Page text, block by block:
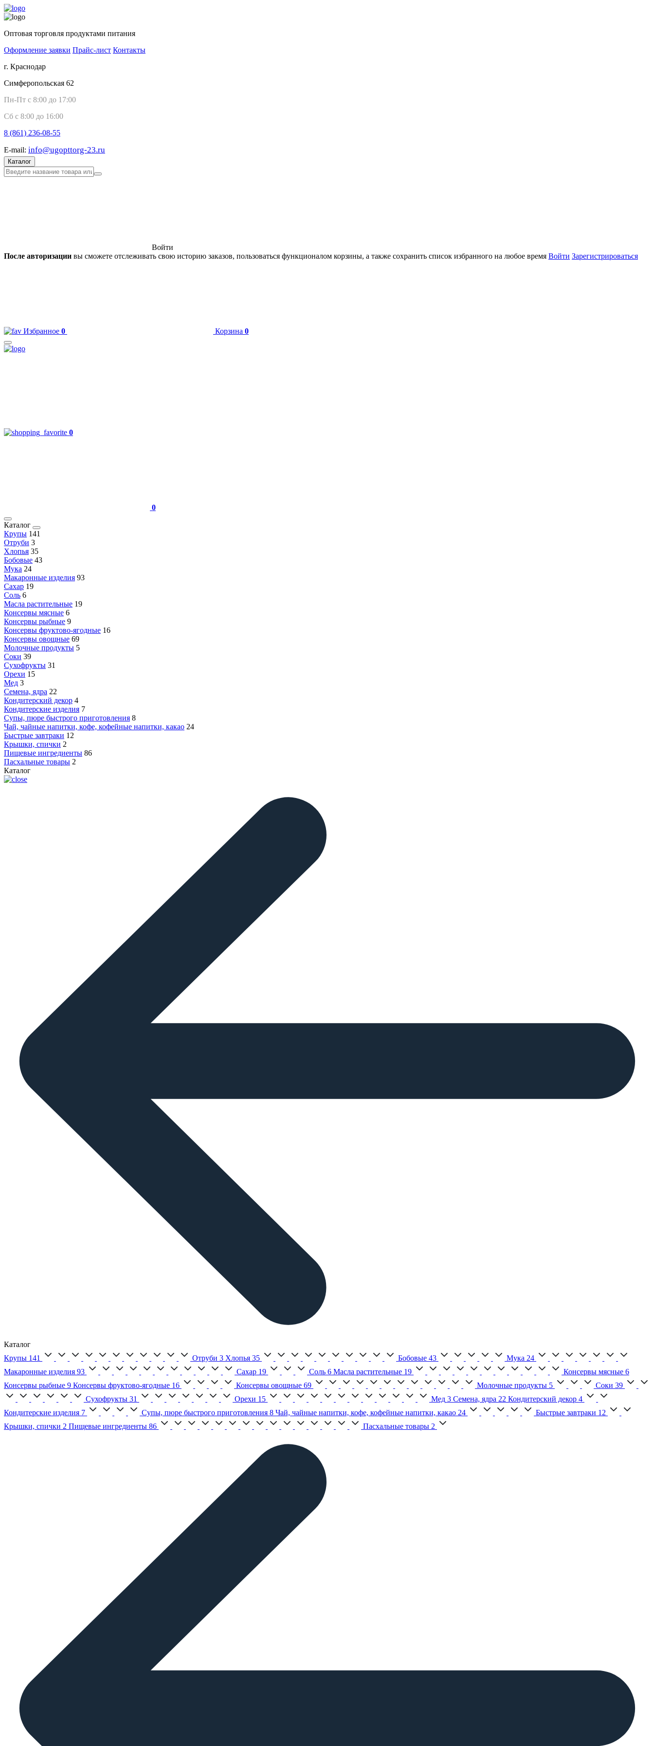
Оптовая торговля продуктами питания
Оформление заявки Прайс-лист Контакты
г. Краснодар
Симферопольская 62
Пн-Пт с 8:00 до 17:00
Сб с 8:00 до 16:00
8 (861) 236-08-55
E-mail: info@ugopttorg-23.ru
Каталог
Войти
После авторизации вы сможете отслеживать свою историю заказов, пользоваться функционалом корзины, а также сохранить список избранного на любое время Войти Зарегистрироваться
Избранное 0 Корзина 0
0
0
Каталог
Крупы 141
Отруби 3
Хлопья 35
Бобовые 43
Мука 24
Макаронные изделия 93
Сахар 19
Соль 6
Масла растительные 19
Консервы мясные 6
Консервы рыбные 9
Консервы фруктово-ягодные 16
Консервы овощные 69
Молочные продукты 5
Соки 39
Сухофрукты 31
Орехи 15
Мед 3
Семена, ядра 22
Кондитерский декор 4
Кондитерские изделия 7
Супы, пюре быстрого приготовления 8
Чай, чайные напитки, кофе, кофейные напитки, какао 24
Быстрые завтраки 12
Крышки, спички 2
Пищевые ингредиенты 86
Пасхальные товары 2
Каталог
Каталог
Крупы 141 Отруби 3 Хлопья 35 Бобовые 43 Мука 24
Макаронные изделия 93 Сахар 19 Соль 6 Масла растительные 19 Консервы мясные 6
Консервы рыбные 9 Консервы фруктово-ягодные 16 Консервы овощные 69 Молочные продукты 5 Соки 39
Сухофрукты 31 Орехи 15 Мед 3 Семена, ядра 22 Кондитерский декор 4
Кондитерские изделия 7 Супы, пюре быстрого приготовления 8 Чай, чайные напитки, кофе, кофейные напитки, какао 24 Быстрые завтраки 12
Крышки, спички 2 Пищевые ингредиенты 86 Пасхальные товары 2